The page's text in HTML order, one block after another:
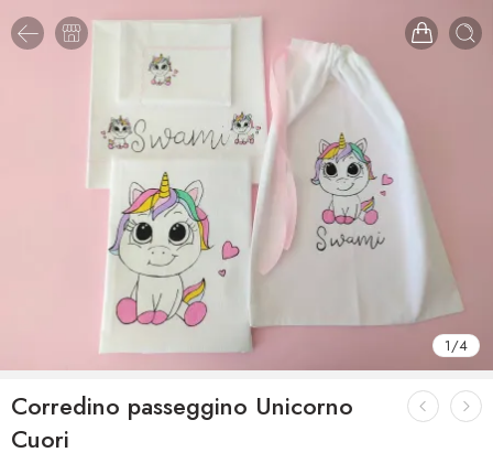
1/4
Corredino passeggino Unicorno
Cuori